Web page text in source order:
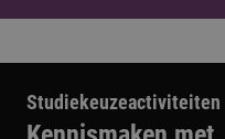
Studiekeuzeactiviteiten